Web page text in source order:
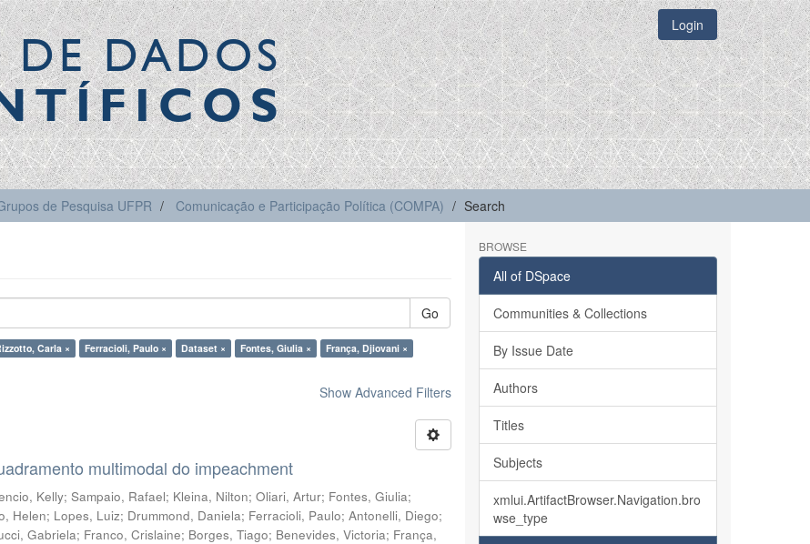
DE DADOS Login
de Pesquisa UFPR Comunicação e Participação Política (COMPA) Search
Go
Carla × Ferracioli, Paulo × Dataset × Fontes, Giulia ×
França, Djiovani ×
Show Advanced Filters
multimodal do impeachment
Kelly;Sampaio, Rafael; Kleina, Nilton;Oliari, Artur; Fontes, Giulia;
Helen; Lopes, Luiz; Drummond, Daniela; Ferracioli, Paulo;Antonelli, Diego;
Gabriela; Franco, Crislaine; Borges, Tiago; Benevides, Victoria; França,
BROWSE
All of DSpace
Communities & Collections
By Issue Date
Authors
Titles
Subjects
xmlui.ArtifactBrowser.Navigation.bro
wse_type